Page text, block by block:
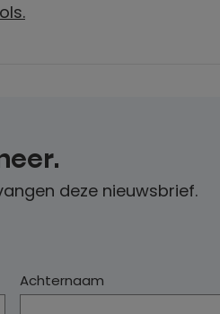
deze nieuwsbrief.
Achternaam